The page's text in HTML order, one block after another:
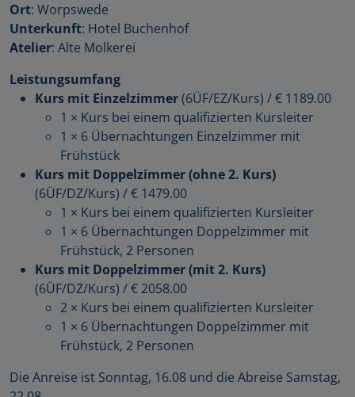
Ort: Worpswede
Unterkunft: Hotel Buchenhof
Atelier: Alte Molkerei
Leistungsumfang
Kurs mit Einzelzimmer(6ÜF/EZ/Kurs) /€ 1189.00
1 × Kurs bei einem qualifizierten Kursleiter
1 × 6 Übernachtungen Einzelzimmer mit
Frühstück
Kurs mit Doppelzimmer (ohne 2. Kurs)
(6ÜF/DZ/Kurs) /€ 1479.00
1 × Kurs bei einem qualifizierten Kursleiter
1 × 6 Übernachtungen Doppelzimmer mit
Frühstück, 2 Personen
Kurs mit Doppelzimmer (mit 2. Kurs)
(6ÜF/DZ/Kurs) /€ 2058.00
2 × Kurs bei einem qualifizierten Kursleiter
1 × 6 Übernachtungen Doppelzimmer mit
Frühstück, 2 Personen
Die Anreise ist Sonntag, 16.08 und die Abreise Samstag,